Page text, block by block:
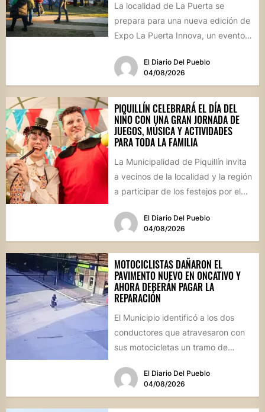
La localidad de La Puerta se
prepara para una nueva edición de
Expo La Puerta Innova, un evento
El Diario Del Pueblo
04/08/2026
PIQUILLÍN CELEBRARÁ EL DÍA DEL
NIÑO CON UNA GRAN JORNADA DE
JUEGOS, MÚSICA Y ACTIVIDADES
PARA TODA LA FAMILIA
La Municipalidad de Piquillín invita
a vecinos de la localidad y la región
a participar de los festejos por el...
El Diario Del Pueblo
04/08/2026
MOTOCICLISTAS DAÑARON EL
PAVIMENTO NUEVO EN ONCATIVO Y
AHORA DEBERÁN PAGAR LA
REPARACIÓN
El Municipio identificó a los dos
conductores que atravesaron con
sus motocicletas un tramo de
calle...
El Diario Del Pueblo
04/08/2026